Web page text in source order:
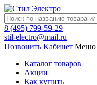
8 (495) 799-59-29
stil-electro@mail.ru
Позвонить Кабинет Меню
Каталог товаров
Акции
Как купить